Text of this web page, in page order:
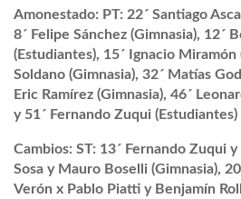
Amonestado: PT: 22´ Santiago
8´ Felipe Sánchez (Gimnasia), 12´
(Estudiantes), 15´ Ignacio Miramón
Soldano (Gimnasia), 32´ Matías
Eric Ramírez (Gimnasia), 46´
y 51´ Fernando Zuqui (Estudiantes)
Cambios: ST: 13´ Fernando Zuqui
Sosa y Mauro Boselli (Gimnasia),
Verón x Pablo Piatti y Benjamín